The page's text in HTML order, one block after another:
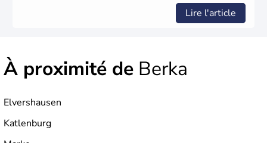
Lire l'article
À proximité de Berka
Elvershausen
Katlenburg